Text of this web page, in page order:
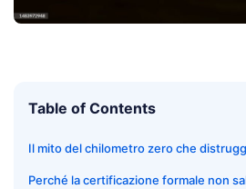
Table of Contents
Il mito del chilometro zero che
Perché la certificazione formale non